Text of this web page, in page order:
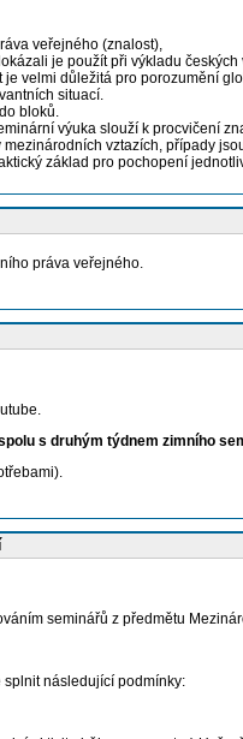
veřejného (znalost),
je použít při výkladu
velmi důležitá pro porozumění
situací.
bloků.
výuka slouží k procvičení
vztazích, případy
základ pro pochopení
práva veřejného.
s druhým týdnem zimního
seminářů z předmětu
následující podmínky: